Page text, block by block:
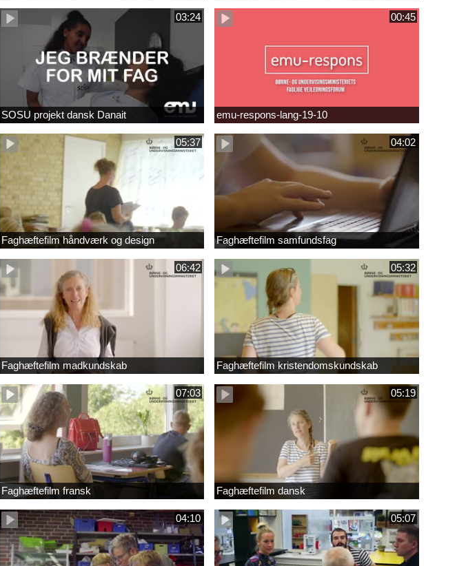
03:24
SOSU projekt dansk Danait
00:45
emu-respons-lang-19-10
05:37
Faghæftefilm håndværk og design
04:02
Faghæftefilm samfundsfag
06:42
Faghæftefilm madkundskab
05:32
Faghæftefilm kristendomskundskab
07:03
Faghæftefilm fransk
05:19
Faghæftefilm dansk
04:10 05:07